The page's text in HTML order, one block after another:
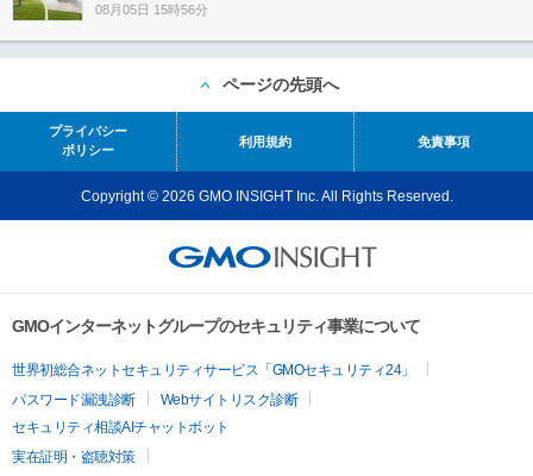
08月05日 15時56分
ページの先頭へ
プライバシー
ポリシー
利用規約 免責事項
Copyright © 2026 GMO INSIGHT Inc. All Rights Reserved.
GMOインターネットグループのセキュリティ事業について
世界初総合ネットセキュリティサービス「GMOセキュリティ24」
パスワード漏洩診断
Webサイトリスク診断
セキュリティ相談AIチャットボット
実在証明・盗聴対策